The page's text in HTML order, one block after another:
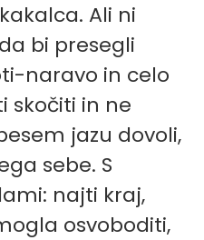
Ali ni
bi presegli
naravo in celo
skočiti in ne
jazu dovoli,
sebe. S
najti kraj,
osvoboditi,